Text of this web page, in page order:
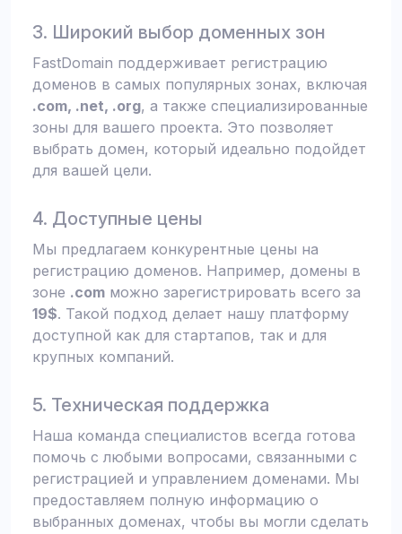
3. Широкий выбор доменных зон
FastDomain поддерживает регистрацию
доменов в самых популярных зонах, включая
.com, .net, .org, а также специализированные
зоны для вашего проекта. Это позволяет
выбрать домен, который идеально подойдет
для вашей цели.
4. Доступные цены
Мы предлагаем конкурентные цены на
регистрацию доменов. Например, домены в
зоне .com можно зарегистрировать всего за
19$. Такой подход делает нашу платформу
доступной как для стартапов, так и для
крупных компаний.
5. Техническая поддержка
Наша команда специалистов всегда готова
помочь с любыми вопросами, связанными с
регистрацией и управлением доменами. Мы
предоставляем полную информацию о
выбранных доменах, чтобы вы могли сделать